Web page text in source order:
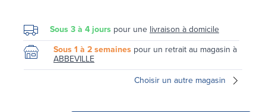
Sous 3 à 4 jours pour unelivraison à domicile
Sous 1 à 2 semaines pour un retrait au magasin à
ABBEVILLE
Choisir un autre magasin